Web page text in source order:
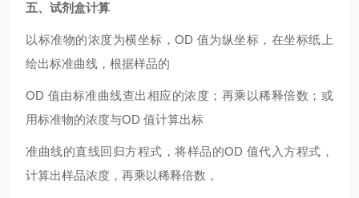
五、试剂盒计算
以标准物的浓度为横坐标，OD 值为纵坐标，在坐标纸上
绘出标准曲线，根据样品的
OD 值由标准曲线查出相应的浓度；再乘以稀释倍数；或
用标准物的浓度与OD 值计算出标
准曲线的直线回归方程式，将样品的OD 值代入方程式，
计算出样品浓度，再乘以稀释倍数，